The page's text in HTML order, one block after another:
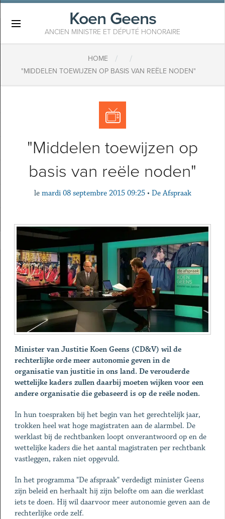
Koen Geens
ANCIEN MINISTRE ET DÉPUTÉ HONORAIRE
HOME / /
"MIDDELEN TOEWIJZEN OP BASIS VAN REËLE NODEN"
"Middelen toewijzen op
basis van reële noden"
le mardi 08 septembre 2015 09:25 • De Afspraak
Minister van Justitie Koen Geens (CD&V) wil de
rechterlijke orde meer autonomie geven in de
organisatie van justitie in ons land. De verouderde
wettelijke kaders zullen daarbij moeten wijken voor een
andere organisatie die gebaseerd is op de reële noden.
In hun toespraken bij het begin van het gerechtelijk jaar,
trokken heel wat hoge magistraten aan de alarmbel. De
werklast bij de rechtbanken loopt onverantwoord op en de
wettelijke kaders die het aantal magistraten per rechtbank
vastleggen, raken niet opgevuld.
In het programma "De afspraak" verdedigt minister Geens
zijn beleid en herhaalt hij zijn belofte om aan die werklast
iets te doen. Hij wil daarvoor meer autonomie geven aan de
rechterlijke orde zelf.